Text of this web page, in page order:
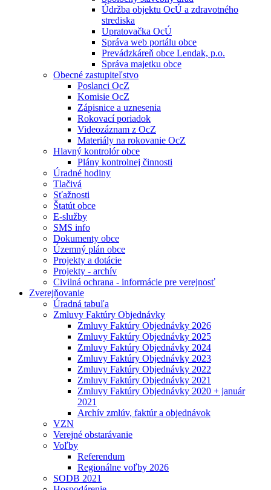
Údržba objektu OcÚ a zdravotného
strediska
Upratovačka OcÚ
Správa web portálu obce
Prevádzkáreň obce Lendak, p.o.
Správa majetku obce
Obecné zastupiteľstvo
Poslanci OcZ
Komisie OcZ
Zápisnice a uznesenia
Rokovací poriadok
Videozáznam z OcZ
Materiály na rokovanie OcZ
Hlavný kontrolór obce
Plány kontrolnej činnosti
Úradné hodiny
Tlačivá
Sťažnosti
Štatút obce
E-služby
SMS info
Dokumenty obce
Územný plán obce
Projekty a dotácie
Projekty - archív
Civilná ochrana - informácie pre verejnosť
Zverejňovanie
Úradná tabuľa
Zmluvy Faktúry Objednávky
Zmluvy Faktúry Objednávky 2026
Zmluvy Faktúry Objednávky 2025
Zmluvy Faktúry Objednávky 2024
Zmluvy Faktúry Objednávky 2023
Zmluvy Faktúry Objednávky 2022
Zmluvy Faktúry Objednávky 2021
Zmluvy Faktúry Objednávky 2020 + január
2021
Archív zmlúv, faktúr a objednávok
VZN
Verejné obstarávanie
Voľby
Referendum
Regionálne voľby 2026
SODB 2021